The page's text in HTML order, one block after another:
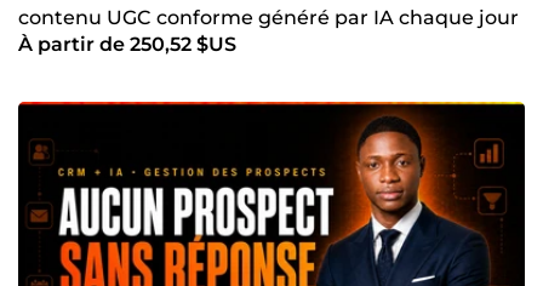
contenu UGC conforme généré par IA chaque jour
À partir de 250,52 $US